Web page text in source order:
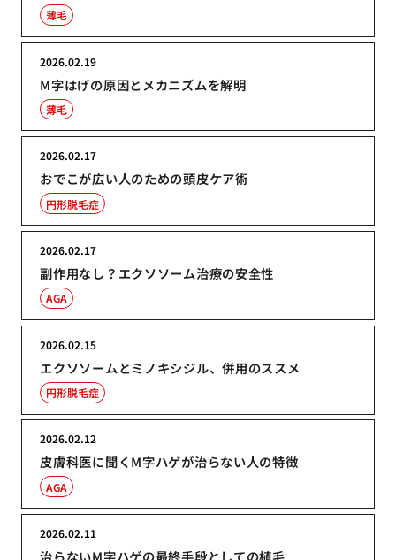
薄毛
M字はげの原因とメカニズムを解明
2026.02.19
薄毛
おでこが広い人のための頭皮ケア術
2026.02.17
円形脱毛症
副作用なし？エクソソーム治療の安全性
2026.02.17
AGA
エクソソームとミノキシジル、併用のススメ
2026.02.15
円形脱毛症
皮膚科医に聞くM字ハゲが治らない人の特徴
2026.02.12
AGA
治らないM字ハゲの最終手段としての植毛
2026.02.11